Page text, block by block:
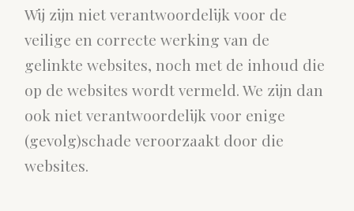
Wij zijn niet verantwoordelijk voor de
veilige en correcte werking van de
gelinkte websites, noch met de inhoud die
op de websites wordt vermeld. We zijn dan
ook niet verantwoordelijk voor enige
(gevolg)schade veroorzaakt door die
websites.